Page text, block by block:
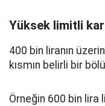
Yüksek limitli
400 bin liranın
kısmın belirli bir
Örneğin 600 bin lira